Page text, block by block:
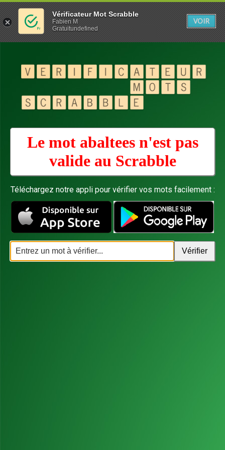
Le mot abaltees n'est pas
valide au Scrabble
Téléchargez notre appli pour vérifier vos mots facilement :
Vérificateur Mot Scrabble
Fabien M
Gratuitundefined
VOIR